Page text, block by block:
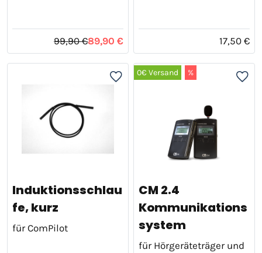
99,90 €89,90 € 17,50 €
Induktionsschlau
fe, kurz
für ComPilot
0€ Versand %
CM 2.4
Kommunikations
system
für Hörgeräteträger und